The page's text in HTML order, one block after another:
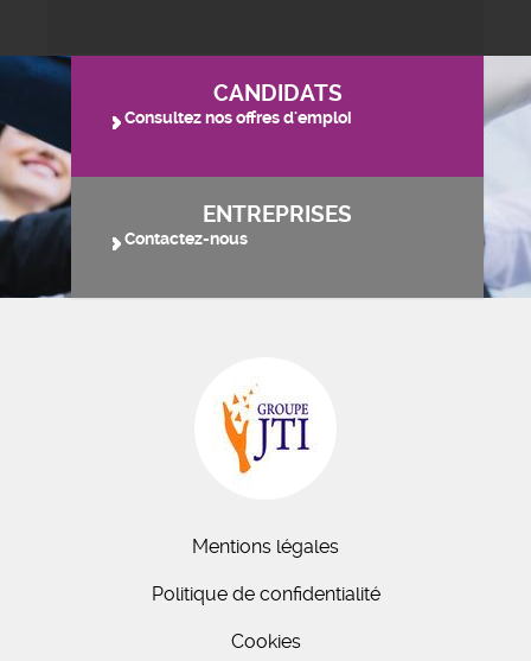
CANDIDATS
Consultez nos offres d'emploi
ENTREPRISES
Contactez-nous
Mentions légales
Politique de confidentialité
Cookies